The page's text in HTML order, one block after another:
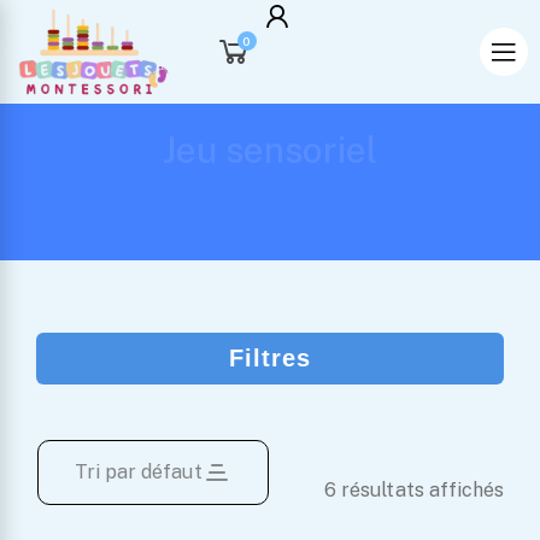
0
Filtres
Tri par défaut
6 résultats affichés
Ballons Sensoriels en Silicone set
22.99
Jeu de Pochoirs en Bois – L’outil